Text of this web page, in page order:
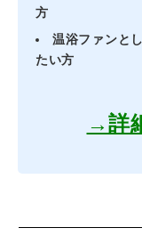
方
温浴ファンと
たい方
→詳